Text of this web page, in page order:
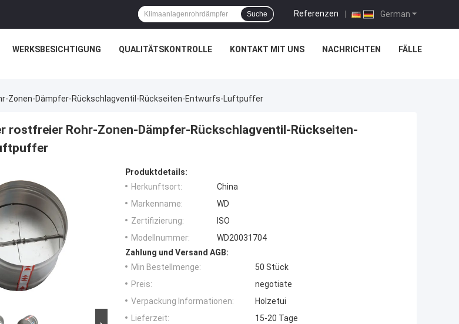
German
Referenzen |
Suche
WERKSBESICHTIGUNG QUALITÄTSKONTROLLE KONTAKT MIT UNS NACHRICHTEN FÄLLE
Zonen-Dämpfer-Rückschlagventil-Rückseiten-Entwurfs-Luftpuffer
rostfreier Rohr-Zonen-Dämpfer-Rückschlagventil-Rückseiten-
Produktdetails:
Herkunftsort:
China
Markenname:
WD
Zertifizierung:
ISO
Modellnummer:
WD20031704
Zahlung und Versand AGB:
Min Bestellmenge:
50 Stück
Preis:
negotiate
Verpackung Informationen:
Holzetui
Lieferzeit:
15-20 Tage